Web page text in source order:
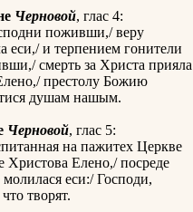
Черновой, глас 4:
поживши,/ веру
еси,/ и терпением гонители
смерть за Христа прияла
престолу Божию
душам нашым.
Черновой, глас 5:
на пажитех Церкве
Христова Елено,/ посреде
еси:/ Господи,
творят.